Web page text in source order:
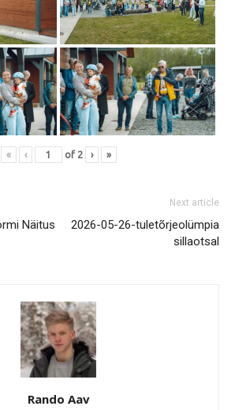
« ‹ of 2 › »
Näitus
Next article
2026-05-26-tuletõrjeolümpia
sillaotsal
Rando Aav